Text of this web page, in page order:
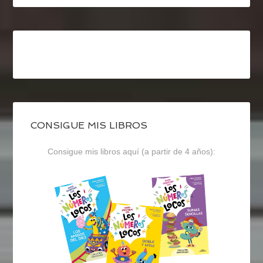
CONSIGUE MIS LIBROS
Consigue mis libros aquí (a partir de 4 años):